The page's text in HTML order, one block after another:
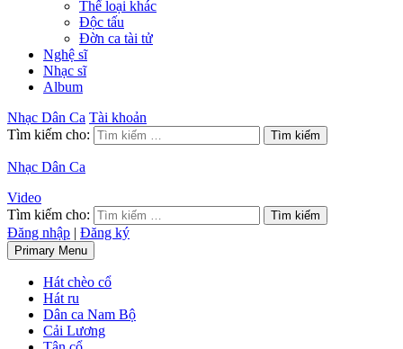
Thể loại khác
Độc tấu
Đờn ca tài tử
Nghệ sĩ
Nhạc sĩ
Album
Nhạc Dân Ca Tài khoản
Tìm kiếm cho:
Nhạc Dân Ca
Video
Tìm kiếm cho:
Đăng nhập | Đăng ký
Primary Menu
Hát chèo cổ
Hát ru
Dân ca Nam Bộ
Cải Lương